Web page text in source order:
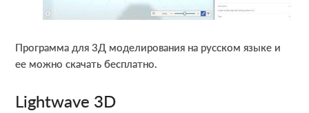
Программа для 3Д моделирования на русском языке и
ее можно скачать бесплатно.
Lightwave 3D